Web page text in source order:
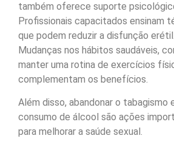
também oferece suporte
Profissionais capacitados ensinam
que podem reduzir a disfunção erétil.
Mudanças nos hábitos saudáveis,
manter uma rotina de exercícios
complementam os benefícios.
Além disso, abandonar o tabagismo
consumo de álcool são ações
para melhorar a saúde sexual.